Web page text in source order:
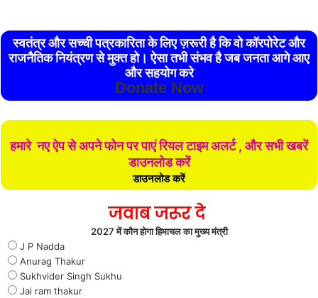
स्वतंत्र और सच्ची पत्रकारिता के लिए ज़रूरी है कि वो कॉरपोरेट और
राजनैतिक नियंत्रण से मुक्त हो। ऐसा तभी संभव है जब जनता आगे आए
और सहयोग करे
Donate Now
हमारे नए ऐप से अपने फोन पर पाएं रियल टाइम अलर्ट , और सभी खबरें
डाउनलोड करें
डाउनलोड करें
जवाब जरूर दे
2027 में कौन होगा हिमाचल का मुख्य मंत्री
J P Nadda
Anurag Thakur
Sukhvider Singh Sukhu
Jai ram thakur